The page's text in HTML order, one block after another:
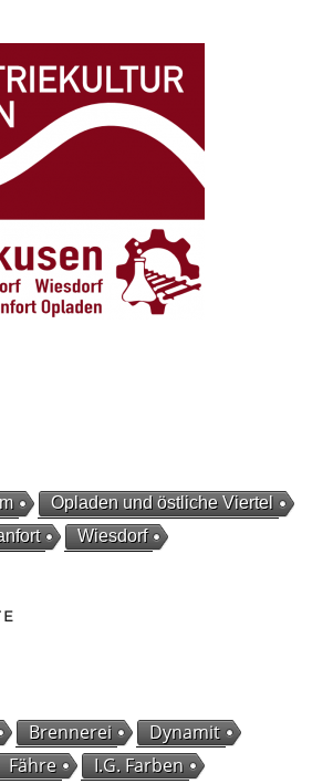
Opladen und östliche Viertel
Wiesdorf
Brennerei
Dynamit
Fähre
I.G. Farben